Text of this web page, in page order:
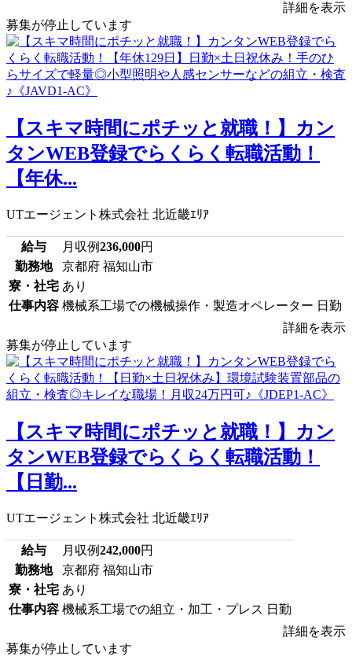
詳細を表示
募集が停止しています
【スキマ時間にポチッと就職！】カン
タンWEB登録でらくらく転職活動！
【年休...
UTエージェント株式会社 北近畿ｴﾘｱ
給与 月収例236,000円
勤務地
京都府 福知山市
寮・社宅 あり
仕事内容 機械系工場での機械操作・製造オペレーター 日勤
詳細を表示
募集が停止しています
【スキマ時間にポチッと就職！】カン
タンWEB登録でらくらく転職活動！
【日勤...
UTエージェント株式会社 北近畿ｴﾘｱ
給与 月収例242,000円
勤務地
京都府 福知山市
寮・社宅 あり
仕事内容 機械系工場での組立・加工・プレス 日勤
詳細を表示
募集が停止しています